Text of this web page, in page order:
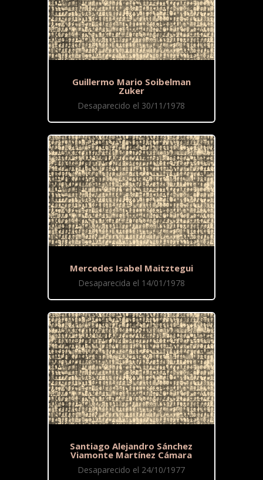
Guillermo Mario Soibelman
Zuker
Desaparecido el 30/11/1978
Mercedes Isabel Maitztegui
Desaparecida el 14/01/1978
Santiago Alejandro Sánchez
Viamonte Martínez Cámara
Desaparecido el 24/10/1977